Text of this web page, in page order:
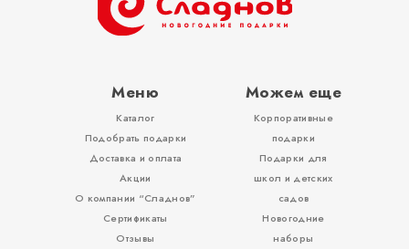
Вложения, игры
Меню
Каталог
Подобрать подарки
Доставка и оплата
Акции
О компании “Сладнов”
Сертификаты
Отзывы
Можем еще
Корпоративные
подарки
Подарки для
школ и детских
садов
Новогодние
наборы